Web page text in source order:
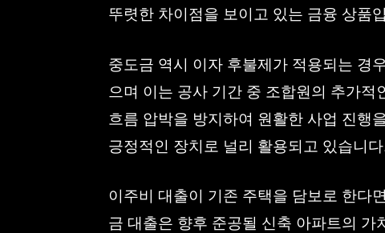
뚜렷한 차이점을 보이고 있는 금융 상품
중도금 역시 이자 후불제가 적용되는 경
으며 이는 공사 기간 중 조합원의 추가적
흐름 압박을 방지하여 원활한 사업 진행
긍정적인 장치로 널리 활용되고 있습니
이주비 대출이 기존 주택을 담보로 한다
금 대출은 향후 준공될 신축 아파트의 가